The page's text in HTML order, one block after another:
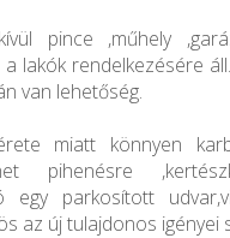
pince ,műhely
lakók rendelkezésére
van lehetőség.
miatt könnyen
pihenésre
egy parkosított
az új tulajdonos igényei